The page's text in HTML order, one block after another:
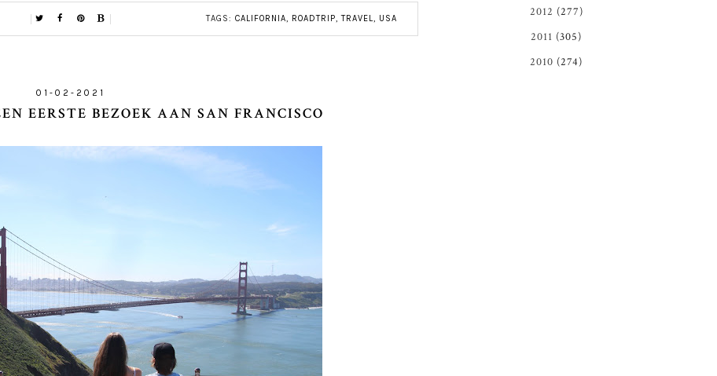
TAGS: CALIFORNIA, ROADTRIP,TRAVEL, USA
01-02-2021
EERSTE BEZOEK AAN SAN FRANCISCO
2012 (277)
2011 (305)
2010 (274)